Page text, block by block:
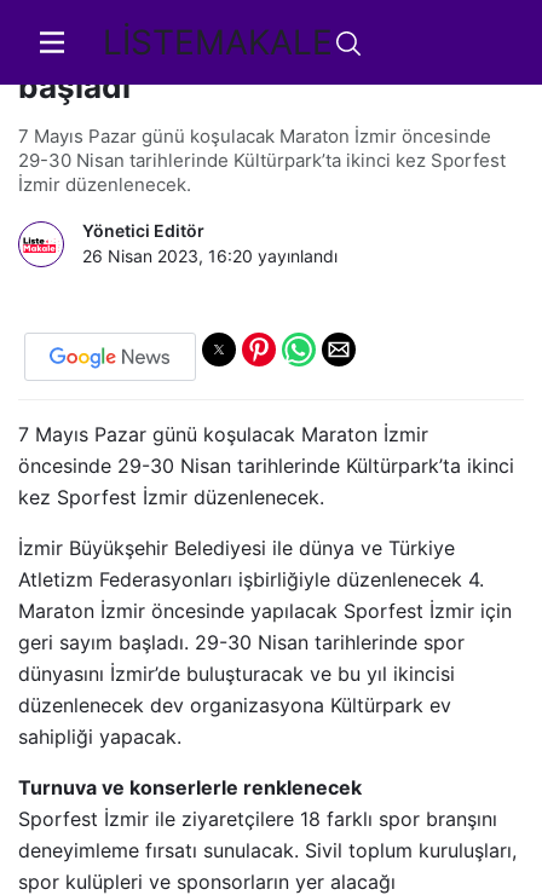
LİSTEMAKALE
Sporfest İzmir için geri sayım
başladı
7 Mayıs Pazar günü koşulacak Maraton İzmir öncesinde
29-30 Nisan tarihlerinde Kültürpark’ta ikinci kez Sporfest
İzmir düzenlenecek.
Yönetici Editör
26 Nisan 2023, 16:20 yayınlandı
7 Mayıs Pazar günü koşulacak Maraton İzmir
öncesinde 29-30 Nisan tarihlerinde Kültürpark’ta ikinci
kez Sporfest İzmir düzenlenecek.
İzmir Büyükşehir Belediyesi ile dünya ve Türkiye
Atletizm Federasyonları işbirliğiyle düzenlenecek 4.
Maraton İzmir öncesinde yapılacak Sporfest İzmir için
geri sayım başladı. 29-30 Nisan tarihlerinde spor
dünyasını İzmir’de buluşturacak ve bu yıl ikincisi
düzenlenecek dev organizasyona Kültürpark ev
sahipliği yapacak.
Turnuva ve konserlerle renklenecek
Sporfest İzmir ile ziyaretçilere 18 farklı spor branşını
deneyimleme fırsatı sunulacak. Sivil toplum kuruluşları,
spor kulüpleri ve sponsorların yer alacağı